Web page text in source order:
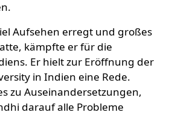
Aufsehen erregt und großes
kämpfte er für die
Er hielt zur Eröffnung der
in Indien eine Rede.
zu Auseinandersetzungen,
darauf alle Probleme